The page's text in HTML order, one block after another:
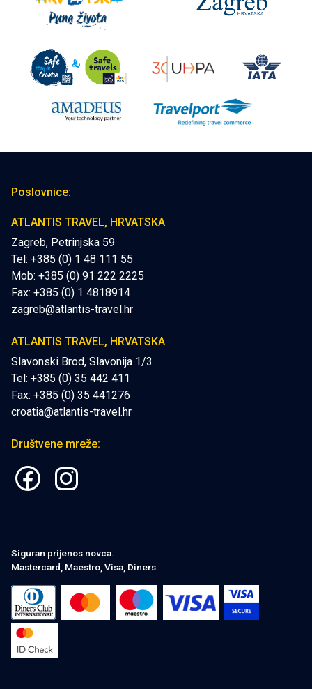
Poslovnice:
ATLANTIS TRAVEL, HRVATSKA
Zagreb, Petrinjska 59
Tel: +385 (0) 1 48 111 55
Mob: +385 (0) 91 222 2225
Fax: +385 (0) 1 4818914
zagreb@atlantis-travel.hr
ATLANTIS TRAVEL, HRVATSKA
Slavonski Brod, Slavonija 1/3
Tel: +385 (0) 35 442 411
Fax: +385 (0) 35 441276
croatia@atlantis-travel.hr
Društvene mreže:
Siguran prijenos novca.
Mastercard, Maestro, Visa, Diners.